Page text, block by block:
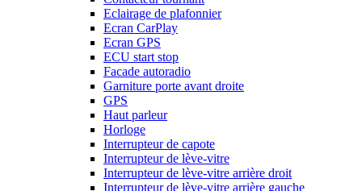
Eclairage de plafonnier
Ecran CarPlay
Ecran GPS
ECU start stop
Facade autoradio
Garniture porte avant droite
GPS
Haut parleur
Horloge
Interrupteur de capote
Interrupteur de lève-vitre
Interrupteur de lève-vitre arrière droit
Interrupteur de lève-vitre arrière gauche